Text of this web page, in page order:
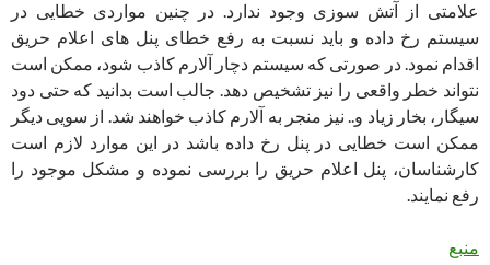
علامتی از آتش سوزی وجود ندارد. در چنین مواردی خطایی در
سیستم رخ داده و باید نسبت به رفع خطای پنل های اعلام حریق
اقدام نمود. در صورتی که سیستم دچار آلارم کاذب شود، ممکن است
نتواند خطر واقعی را نیز تشخیص دهد. جالب است بدانید که حتی دود
سیگار، بخار زیاد و.. نیز منجر به آلارم کاذب خواهند شد. از سویی دیگر
ممکن است خطایی در پنل رخ داده باشد در این موارد لازم است
کارشناسان، پنل اعلام حریق را بررسی نموده و مشکل موجود را
رفع نمایند.
منبع